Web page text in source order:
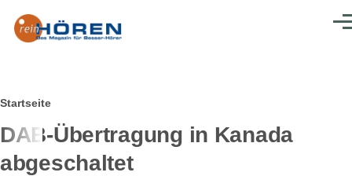
Pfadnavigation
Startseite
DAB-Übertragung in Kanada
abgeschaltet